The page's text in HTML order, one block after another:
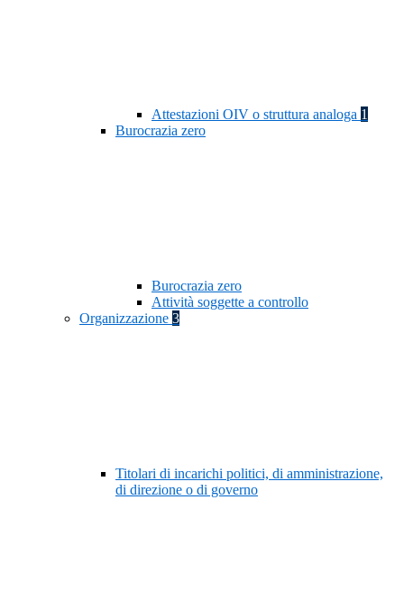
Attestazioni OIV o struttura analoga 1
Burocrazia zero
Burocrazia zero
Attività soggette a controllo
Organizzazione 3
Titolari di incarichi politici, di amministrazione,
di direzione o di governo